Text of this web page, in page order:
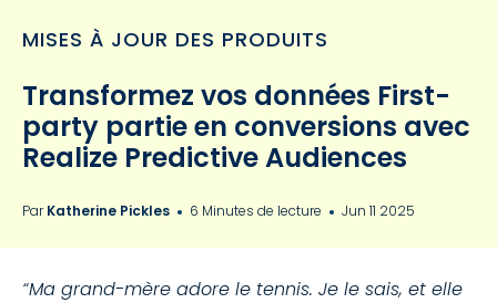
MISES À JOUR DES PRODUITS
Transformez vos données First-
party partie en conversions avec
Realize Predictive Audiences
ParKatherine Pickles 6 Minutes de lecture Jun 11 2025
“Ma grand-mère adore le tennis. Je le sais, et elle